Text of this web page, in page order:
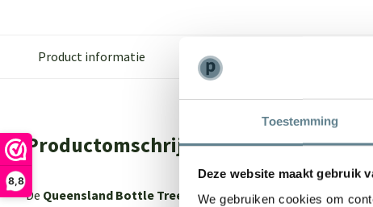
Toestemming
Deze website maakt gebruik
We gebruiken cookies om
8,8
Product informatie
Productomschrijving
De Queensland Bottle Tree XL, Greenis een